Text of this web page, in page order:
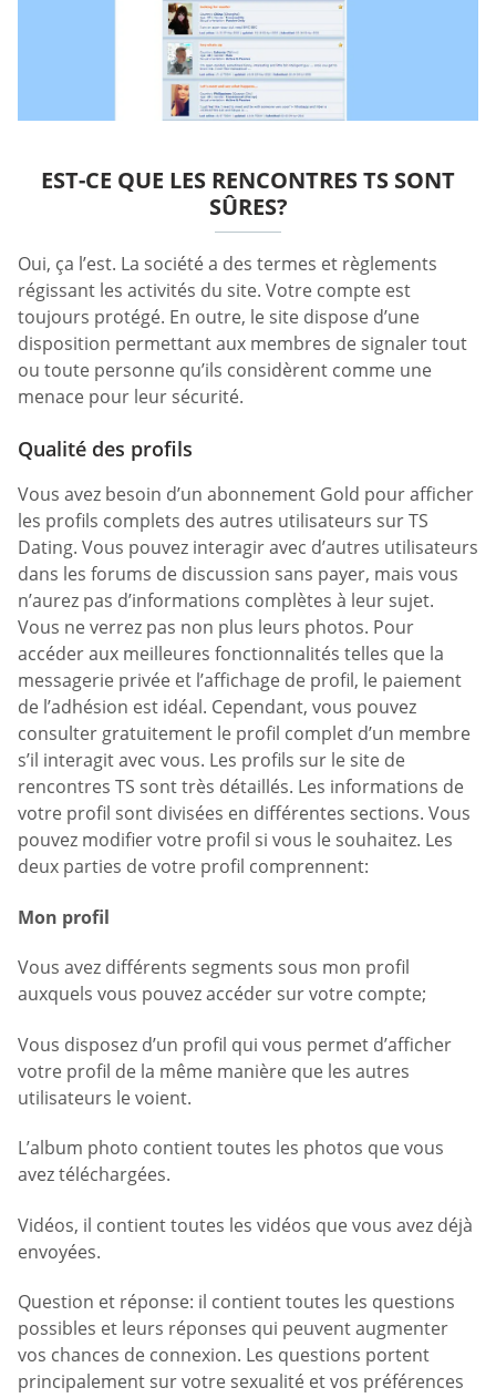
EST-CE QUE LES RENCONTRES TS SONT
SÛRES?
Oui, ça l’est. La société a des termes et règlements
régissant les activités du site. Votre compte est
toujours protégé. En outre, le site dispose d’une
disposition permettant aux membres de signaler tout
ou toute personne qu’ils considèrent comme une
menace pour leur sécurité.
Qualité des profils
Vous avez besoin d’un abonnement Gold pour afficher
les profils complets des autres utilisateurs sur TS
Dating. Vous pouvez interagir avec d’autres utilisateurs
dans les forums de discussion sans payer, mais vous
n’aurez pas d’informations complètes à leur sujet.
Vous ne verrez pas non plus leurs photos. Pour
accéder aux meilleures fonctionnalités telles que la
messagerie privée et l’affichage de profil, le paiement
de l’adhésion est idéal. Cependant, vous pouvez
consulter gratuitement le profil complet d’un membre
s’il interagit avec vous. Les profils sur le site de
rencontres TS sont très détaillés. Les informations de
votre profil sont divisées en différentes sections. Vous
pouvez modifier votre profil si vous le souhaitez. Les
deux parties de votre profil comprennent:
Mon profil
Vous avez différents segments sous mon profil
auxquels vous pouvez accéder sur votre compte;
Vous disposez d’un profil qui vous permet d’afficher
votre profil de la même manière que les autres
utilisateurs le voient.
L’album photo contient toutes les photos que vous
avez téléchargées.
Vidéos, il contient toutes les vidéos que vous avez déjà
envoyées.
Question et réponse: il contient toutes les questions
possibles et leurs réponses qui peuvent augmenter
vos chances de connexion. Les questions portent
principalement sur votre sexualité et vos préférences